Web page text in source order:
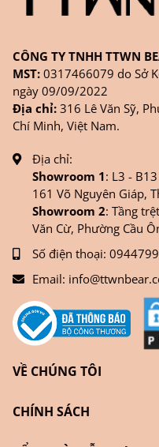
CÔNG TY TNHH TTWN
MST: 0317466079 do Sở
ngày 09/09/2022
Địa chỉ: 316 Lê Văn Sỹ,
Chí Minh, Việt Nam.
Địa chỉ:
Showroom 1: L3 -
161 Võ Nguyên Giáp,
Showroom 2: Tầng
Văn Cừ, Phường Cầu
Số điện thoại:
Email:
VỀ CHÚNG TÔI
CHÍNH SÁCH